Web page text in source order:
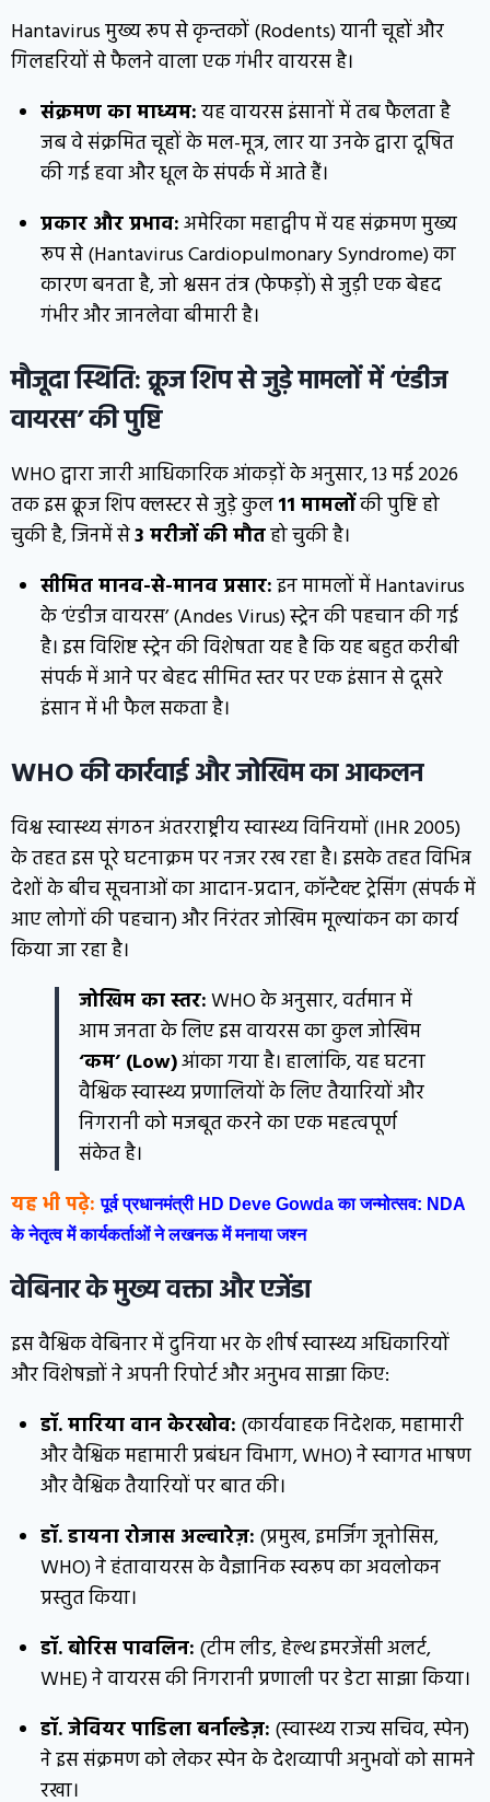
Hantavirus मुख्य रूप से कृन्तकों (Rodents) यानी चूहों और
गिलहरियों से फैलने वाला एक गंभीर वायरस है।
संक्रमण का माध्यम:यह वायरस इंसानों में तब फैलता है
जब वे संक्रमित चूहों के मल-मूत्र, लार या उनके द्वारा दूषित
की गई हवा और धूल के संपर्क में आते हैं।
प्रकार और प्रभाव:अमेरिका महाद्वीप में यह संक्रमण मुख्य
रूप से (Hantavirus Cardiopulmonary Syndrome) का
कारण बनता है, जो श्वसन तंत्र (फेफड़ों) से जुड़ी एक बेहद
गंभीर और जानलेवा बीमारी है।
मौजूदा स्थिति: क्रूज शिप से जुड़े मामलों में ‘एंडीज
वायरस’ की पुष्टि
WHO द्वारा जारी आधिकारिक आंकड़ों के अनुसार, 13 मई 2026
तक इस क्रूज शिप क्लस्टर से जुड़े कुल11 मामलोंकी पुष्टि हो
चुकी है, जिनमें से3 मरीजों की मौतहो चुकी है।
सीमित मानव-से-मानव प्रसार:इन मामलों में Hantavirus
के ‘एंडीज वायरस’ (Andes Virus) स्ट्रेन की पहचान की गई
है। इस विशिष्ट स्ट्रेन की विशेषता यह है कि यह बहुत करीबी
संपर्क में आने पर बेहद सीमित स्तर पर एक इंसान से दूसरे
इंसान में भी फैल सकता है।
WHO की कार्रवाई और जोखिम का आकलन
विश्व स्वास्थ्य संगठन अंतरराष्ट्रीय स्वास्थ्य विनियमों (IHR 2005)
के तहत इस पूरे घटनाक्रम पर नजर रख रहा है। इसके तहत विभिन्न
देशों के बीच सूचनाओं का आदान-प्रदान, कॉन्टैक्ट ट्रेसिंग (संपर्क में
आए लोगों की पहचान) और निरंतर जोखिम मूल्यांकन का कार्य
किया जा रहा है।
जोखिम का स्तर:WHO के अनुसार, वर्तमान में
आम जनता के लिए इस वायरस का कुल जोखिम
‘कम’ (Low)आंका गया है। हालांकि, यह घटना
वैश्विक स्वास्थ्य प्रणालियों के लिए तैयारियों और
निगरानी को मजबूत करने का एक महत्वपूर्ण
संकेत है।
यह भी पढ़े: पूर्व प्रधानमंत्री HD Deve Gowda का जन्मोत्सव: NDA
के नेतृत्व में कार्यकर्ताओं ने लखनऊ में मनाया जश्न
वेबिनार के मुख्य वक्ता और एजेंडा
इस वैश्विक वेबिनार में दुनिया भर के शीर्ष स्वास्थ्य अधिकारियों
और विशेषज्ञों ने अपनी रिपोर्ट और अनुभव साझा किए:
डॉ. मारिया वान केरखोव: (कार्यवाहक निदेशक, महामारी
और वैश्विक महामारी प्रबंधन विभाग, WHO) ने स्वागत भाषण
और वैश्विक तैयारियों पर बात की।
डॉ. डायना रोजास अल्वारेज़: (प्रमुख, इमर्जिंग जूनोसिस,
WHO) ने हंतावायरस के वैज्ञानिक स्वरूप का अवलोकन
प्रस्तुत किया।
डॉ. बोरिस पावलिन: (टीम लीड, हेल्थ इमरजेंसी अलर्ट,
WHE) ने वायरस की निगरानी प्रणाली पर डेटा साझा किया।
डॉ. जेवियर पाडिला बर्नाल्डेज़: (स्वास्थ्य राज्य सचिव, स्पेन)
ने इस संक्रमण को लेकर स्पेन के देशव्यापी अनुभवों को सामने
रखा।